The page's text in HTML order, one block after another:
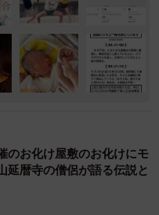
のお化け屋敷のお化けにモ
暦寺の僧侶が語る伝説と